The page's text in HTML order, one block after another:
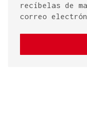
recíbelas de
correo